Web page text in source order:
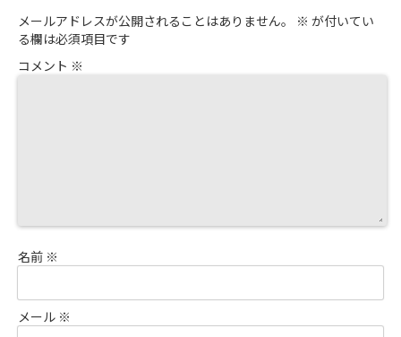
メールアドレスが公開されることはありません。 ※ が付いてい
る欄は必須項目です
コメント ※
名前 ※
メール ※